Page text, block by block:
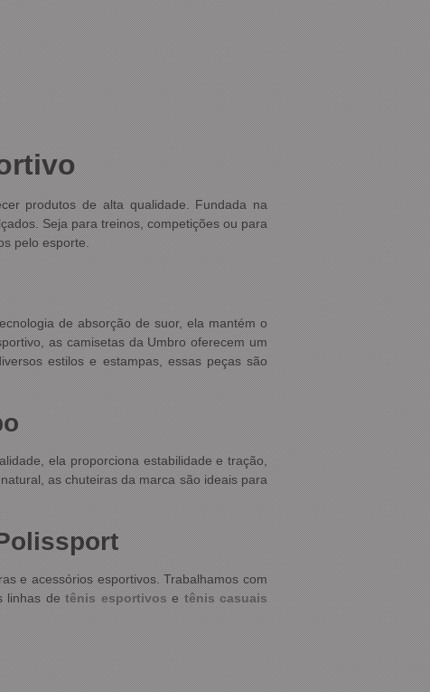
produtos de alta qualidade. Fundada na
Seja para treinos, competições ou para
pelo esporte.
de absorção de suor, ela mantém o
as camisetas da Umbro oferecem um
estilos e estampas, essas peças são
ela proporciona estabilidade e tração,
as chuteiras da marca são ideais para
e acessórios esportivos. Trabalhamos com
linhas detênis esportivosetênis casuais